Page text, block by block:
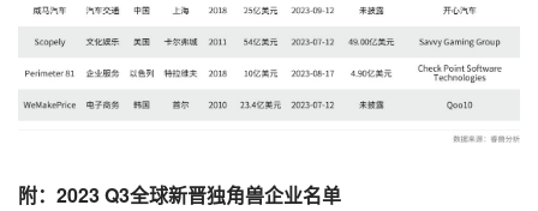
附：2023 Q3全球新晋独角兽企业名单